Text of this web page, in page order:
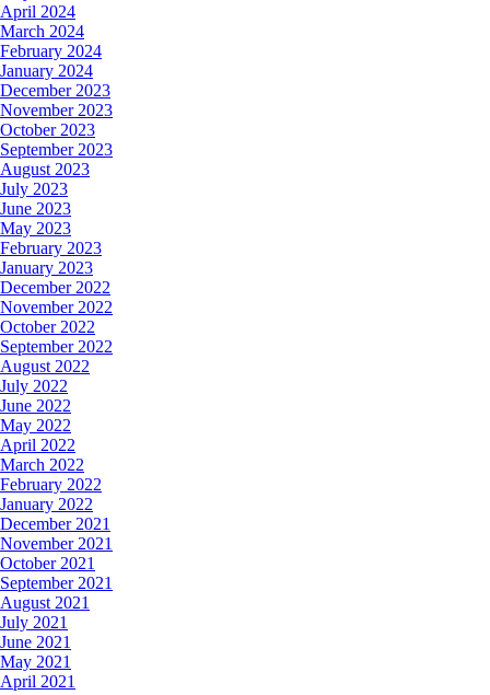
April 2024
March 2024
February 2024
January 2024
December 2023
November 2023
October 2023
September 2023
August 2023
July 2023
June 2023
May 2023
February 2023
January 2023
December 2022
November 2022
October 2022
September 2022
August 2022
July 2022
June 2022
May 2022
April 2022
March 2022
February 2022
January 2022
December 2021
November 2021
October 2021
September 2021
August 2021
July 2021
June 2021
May 2021
April 2021